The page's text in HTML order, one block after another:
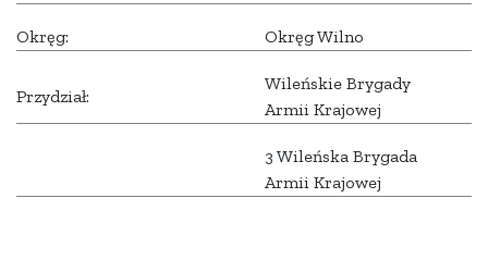
Okręg: Okręg Wilno
Przydział:
Wileńskie Brygady
Armii Krajowej
3 Wileńska Brygada
Armii Krajowej